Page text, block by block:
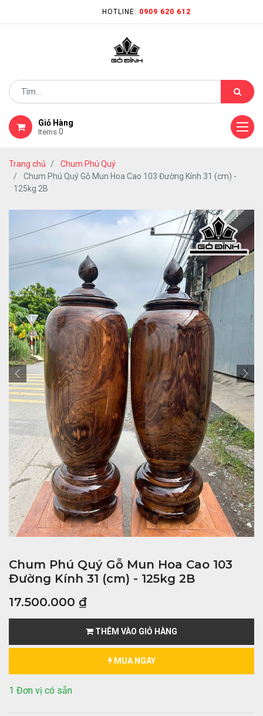
HOTLINE: 0909 620 612
Giỏ Hàng
Items 0
Trang chủ
Chum Phú Quý
Chum Phú Quý Gỗ Mun Hoa Cao 103 Đường Kính 31 (cm) -
125kg 2B
Chum Phú Quý Gỗ Mun Hoa Cao 103
Đường Kính 31 (cm) - 125kg 2B
17.500.000 ₫
THÊM VÀO GIỎ HÀNG
MUA NGAY
1 Đơn vị có sẵn